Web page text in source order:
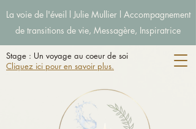
La voie de l'éveil l Julie Mullier l Accompagnement
de transitions de vie, Messagère, Inspiratrice
Stage : Un voyage au coeur de soi
Cliquez ici pour en savoir plus.